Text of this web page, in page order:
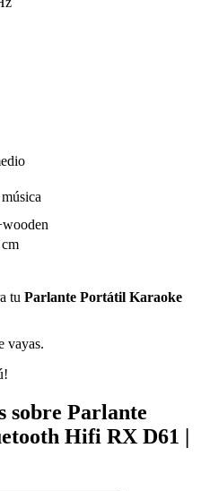
tu Parlante Portátil Karaoke
vayas.
sobre Parlante
Hifi RX D61 |